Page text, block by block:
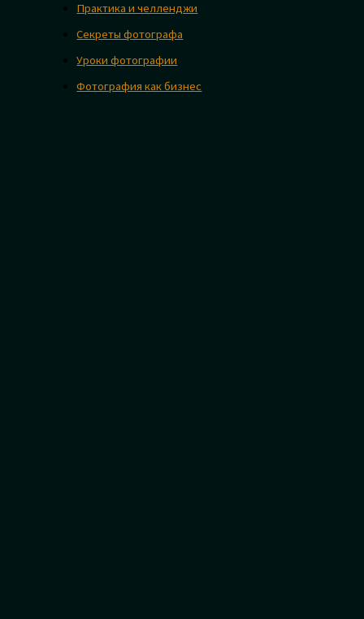
Практика и челленджи
Секреты фотографа
Уроки фотографии
Фотография как бизнес